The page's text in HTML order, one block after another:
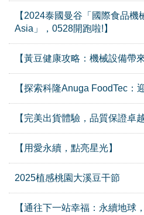
【2024泰國曼谷「國際食品機
Asia」，0528開跑啦!】
【黃豆健康攻略：機械設備帶
【探索科隆Anuga FoodTec：
【完美出貨體驗，品質保證卓越
【用愛永續，點亮星光】
2025植感桃園大溪豆干節
【通往下一站幸福：永續地球